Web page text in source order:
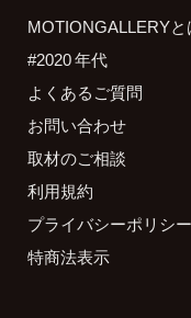
MOTIONGALLERYと
#2020 年代
よくあるご質問
お問い合わせ
取材のご相談
利用規約
プライバシーポリシー
特商法表示